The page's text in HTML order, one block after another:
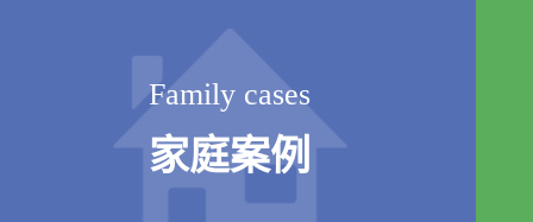
Family cases
家庭案例